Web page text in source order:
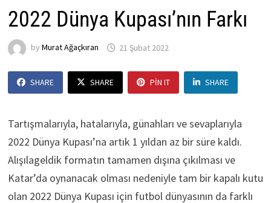
2022 Dünya Kupası’nın Farkı
by Murat Ağaçkıran 21 Şubat 2022
SHARE SHARE PIN IT SHARE
Tartışmalarıyla, hatalarıyla, günahları ve sevaplarıyla
2022 Dünya Kupası’na artık 1 yıldan az bir süre kaldı.
Alışılageldik formatın tamamen dışına çıkılması ve
Katar’da oynanacak olması nedeniyle tam bir kapalı kutu
olan 2022 Dünya Kupası için futbol dünyasının da farklı